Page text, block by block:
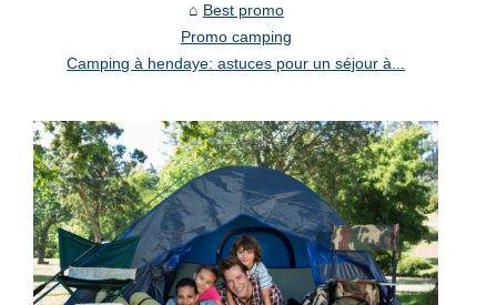
Best promo
Promo camping
Camping à hendaye: astuces pour un séjour à...